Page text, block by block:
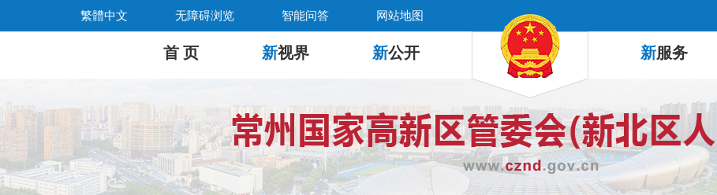
繁體中文 无障碍浏览 智能问答 网站地图
首 页 新视界 新公开 新服务